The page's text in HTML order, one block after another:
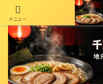
千葉在住50年以上のminiがラー
メニュー